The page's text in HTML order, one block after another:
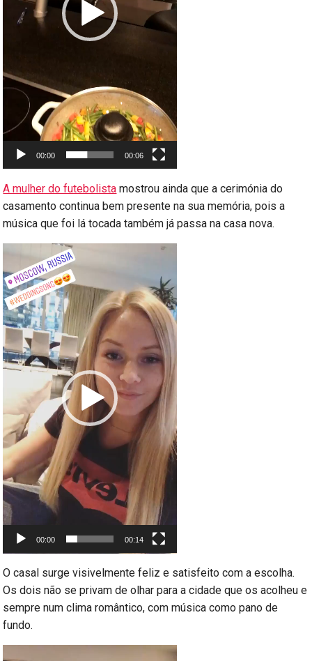
00:00 00:06
A mulher do futebolista mostrou ainda que a cerimónia do
casamento continua bem presente na sua memória, pois a
música que foi lá tocada também já passa na casa nova.
Reprodutor
de
vídeo
00:00 00:14
O casal surge visivelmente feliz e satisfeito com a escolha.
Os dois não se privam de olhar para a cidade que os acolheu e
sempre num clima romântico, com música como pano de
fundo.